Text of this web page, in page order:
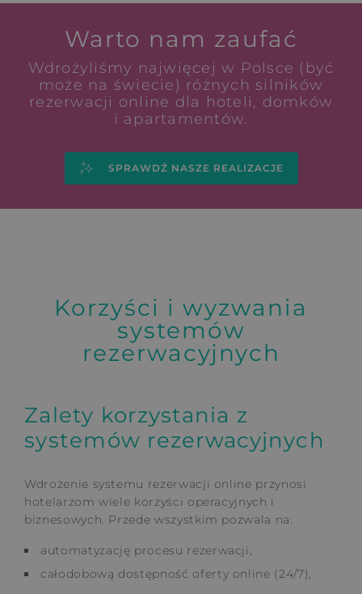
Warto nam zaufać
Wdrożyliśmy najwięcej w Polsce (być
może na świecie) różnych silników
rezerwacji online dla hoteli, domków
i apartamentów.
SPRAWDŹ NASZE REALIZACJE
Korzyści i wyzwania
systemów
rezerwacyjnych
Zalety korzystania z
systemów rezerwacyjnych
Wdrożenie systemu rezerwacji online przynosi
hotelarzom wiele korzyści operacyjnych i
biznesowych. Przede wszystkim pozwala na:
automatyzację procesu rezerwacji,
całodobową dostępność oferty online (24/7),